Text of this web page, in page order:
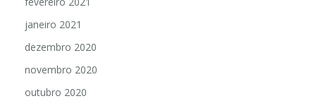
janeiro 2021
dezembro 2020
novembro 2020
outubro 2020